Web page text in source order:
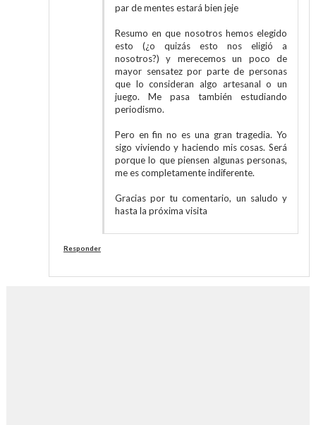
par de mentes estará bien jeje
Resumo en que nosotros hemos elegido
esto (¿o quizás esto nos eligió a
nosotros?) y merecemos un poco de
mayor sensatez por parte de personas
que lo consideran algo artesanal o un
juego. Me pasa también estudiando
periodismo.
Pero en fin no es una gran tragedia. Yo
sigo viviendo y haciendo mis cosas. Será
porque lo que piensen algunas personas,
me es completamente indiferente.
Gracias por tu comentario, un saludo y
hasta la próxima visita
Responder